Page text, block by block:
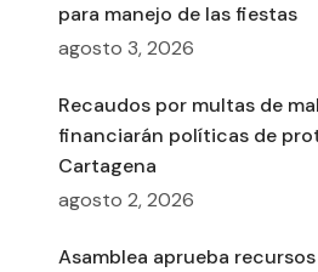
para manejo de las fiestas
agosto 3, 2026
Recaudos por multas de
financiarán políticas de
Cartagena
agosto 2, 2026
Asamblea aprueba